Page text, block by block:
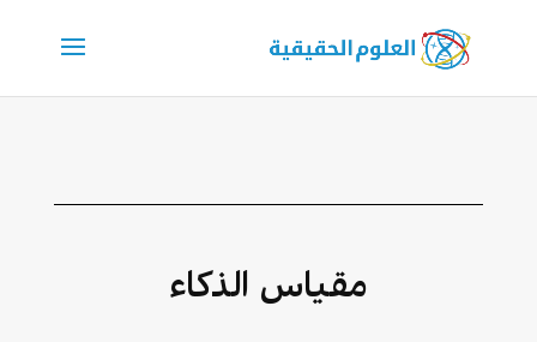
مقياس الذكاء